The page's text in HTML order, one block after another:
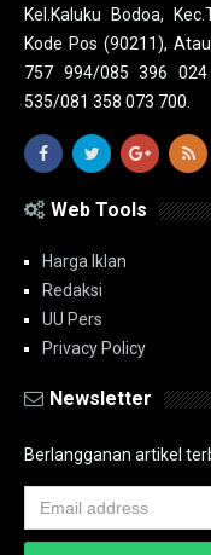
Kel.Kaluku Bodoa,
Kode Pos (90211),
757 994/085 396
535/081 358 073 700.
Web Tools
Harga Iklan
Redaksi
UU Pers
Privacy Policy
Newsletter
Berlangganan artikel